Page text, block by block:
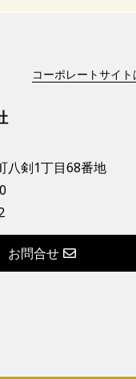
コーポレートサイト
八剣1丁目68番地
お問合せ